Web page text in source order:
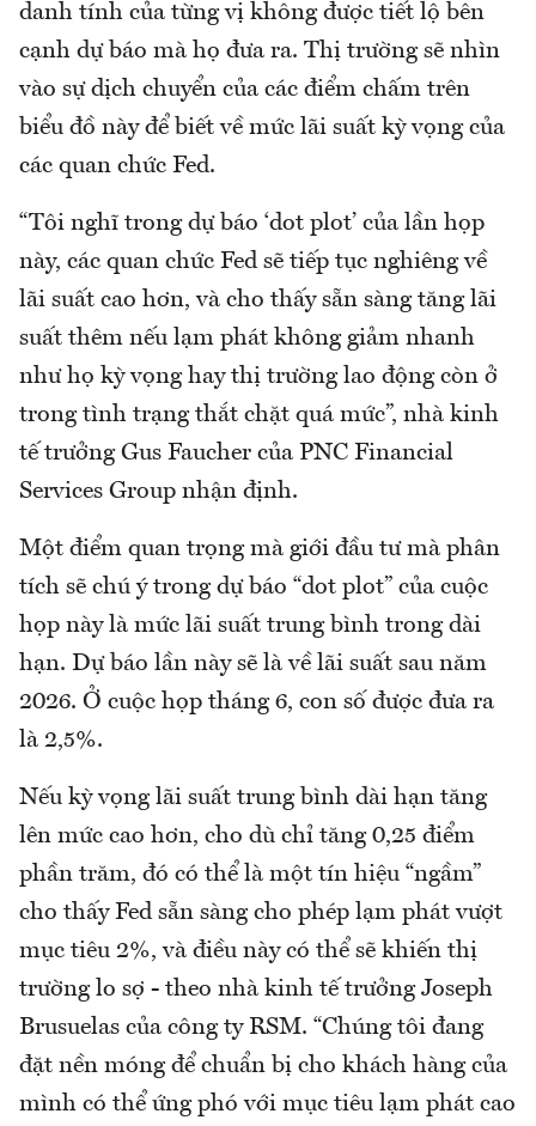
danh tính của từng vị không được tiết lộ bên
cạnh dự báo mà họ đưa ra. Thị trường sẽ nhìn
vào sự dịch chuyển của các điểm chấm trên
biểu đồ này để biết về mức lãi suất kỳ vọng của
các quan chức Fed.
“Tôi nghĩ trong dự báo ‘dot plot’ của lần họp
này, các quan chức Fed sẽ tiếp tục nghiêng về
lãi suất cao hơn, và cho thấy sẵn sàng tăng lãi
suất thêm nếu lạm phát không giảm nhanh
như họ kỳ vọng hay thị trường lao động còn ở
trong tình trạng thắt chặt quá mức”, nhà kinh
tế trưởng Gus Faucher của PNC Financial
Services Group nhận định.
Một điểm quan trọng mà giới đầu tư mà phân
tích sẽ chú ý trong dự báo “dot plot” của cuộc
họp này là mức lãi suất trung bình trong dài
hạn. Dự báo lần này sẽ là về lãi suất sau năm
2026. Ở cuộc họp tháng 6, con số được đưa ra
là 2,5%.
Nếu kỳ vọng lãi suất trung bình dài hạn tăng
lên mức cao hơn, cho dù chỉ tăng 0,25 điểm
phần trăm, đó có thể là một tín hiệu “ngầm”
cho thấy Fed sẵn sàng cho phép lạm phát vượt
mục tiêu 2%, và điều này có thể sẽ khiến thị
trường lo sợ - theo nhà kinh tế trưởng Joseph
Brusuelas của công ty RSM. “Chúng tôi đang
đặt nền móng để chuẩn bị cho khách hàng của
mình có thể ứng phó với mục tiêu lạm phát cao